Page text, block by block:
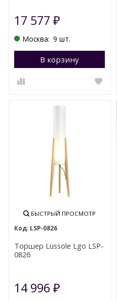
17 577₽
Москва: 9 шт.
В корзину
БЫСТРЫЙ ПРОСМОТР
LSP-0826
Торшер Lussole Lgo LSP-
0826
14 996₽